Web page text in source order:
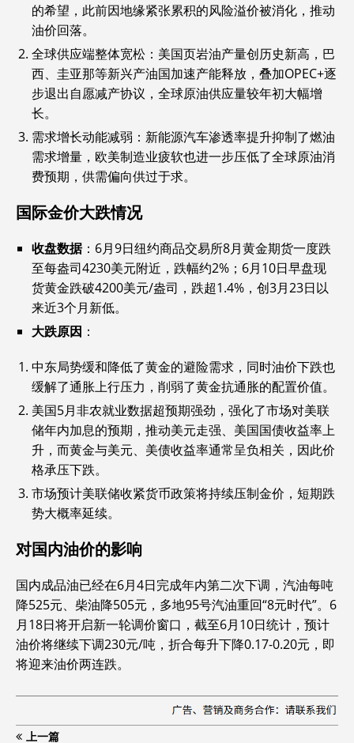
的希望，此前因地缘紧张累积的风险溢价被消化，推动
油价回落。
全球供应端整体宽松：美国页岩油产量创历史新高，巴
西、圭亚那等新兴产油国加速产能释放，叠加OPEC+逐
步退出自愿减产协议，全球原油供应量较年初大幅增
长。
需求增长动能减弱：新能源汽车渗透率提升抑制了燃油
需求增量，欧美制造业疲软也进一步压低了全球原油消
费预期，供需偏向供过于求。
国际金价大跌情况
收盘数据‌：6月9日纽约商品交易所8月黄金期货一度跌
至每盎司4230美元附近，跌幅约2%；6月10日早盘现
货黄金跌破4200美元/盎司，跌超1.4%，创3月23日以
来近3个月新低。
大跌原因 ‌：
中东局势缓和降低了黄金的避险需求，同时油价下跌也
缓解了通胀上行压力，削弱了黄金抗通胀的配置价值。
美国5月非农就业数据超预期强劲，强化了市场对美联
储年内加息的预期，推动美元走强、美国国债收益率上
升，而黄金与美元、美债收益率通常呈负相关，因此价
格承压下跌。
市场预计美联储收紧货币政策将持续压制金价，短期跌
势大概率延续。
对国内油价的影响
国内成品油已经在6月4日完成年内第二次下调，汽油每吨
降525元、柴油降505元，多地95号汽油重回“8元时代”。6
月18日将开启新一轮调价窗口，截至6月10日统计，预计
油价将继续下调230元/吨，折合每升下降0.17-0.20元，即
将迎来油价两连跌。
上一篇